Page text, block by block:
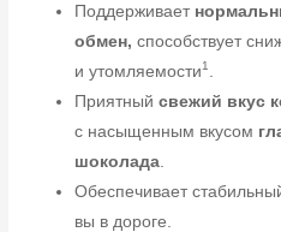
Поддерживает
обмен, способствует
и утомляемости1
Приятныйсвежий вкус
с насыщенным вкусом
шоколада
Обеспечивает
вы в дороге.